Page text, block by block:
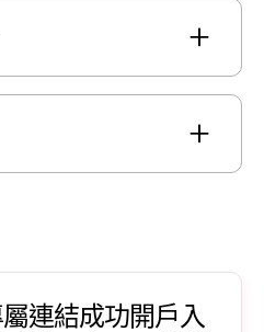
連結成功開戶入